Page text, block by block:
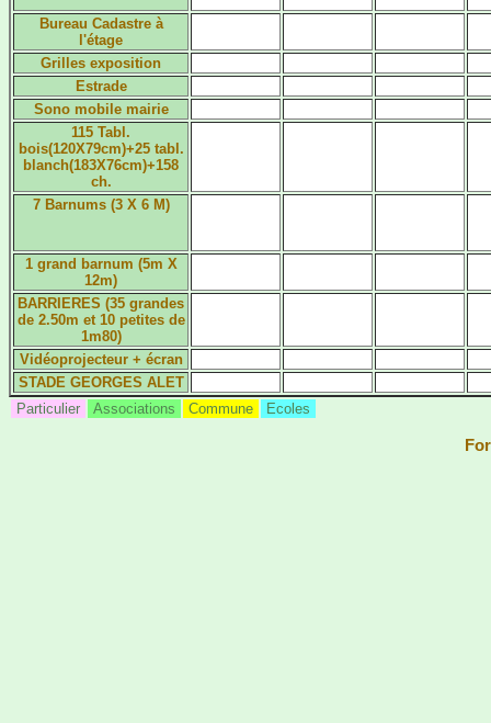
Bureau Cadastre à
l'étage
Grilles exposition
Estrade
Sono mobile mairie
115 Tabl.
bois(120X79cm)+25 tabl.
blanch(183X76cm)+158
ch.
7 Barnums (3 X 6 M)
1 grand barnum (5m X
12m)
BARRIERES (35 grandes
de 2.50m et 10 petites de
1m80)
Vidéoprojecteur + écran
STADE GEORGES ALET
Particulier
Associations Commune Ecoles